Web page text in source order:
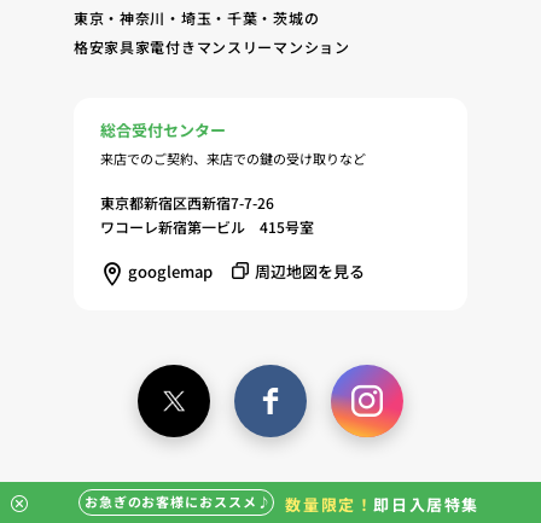
お急ぎのお客様におススメ♪ 数量限定！ 即日入居特集
東京・神奈川・埼玉・千葉・茨城の
格安家具家電付きマンスリーマンション
総合受付センター
来店でのご契約、来店での鍵の受け取りなど
東京都新宿区西新宿7-7-26
ワコーレ新宿第一ビル 415号室
googlemap 周辺地図を見る